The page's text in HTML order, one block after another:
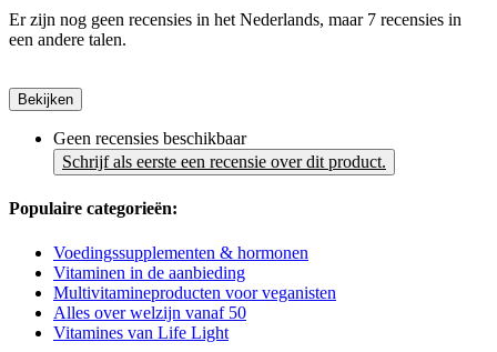
Er zijn nog geen recensies in het Nederlands, maar 7 recensies in
een andere talen.
Bekijken
Geen recensies beschikbaar
Schrijf als eerste een recensie over dit product.
Populaire categorieën:
Voedingssupplementen & hormonen
Vitaminen in de aanbieding
Multivitamineproducten voor veganisten
Alles over welzijn vanaf 50
Vitamines van Life Light